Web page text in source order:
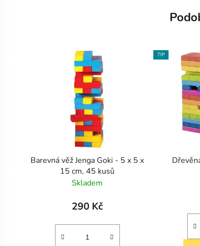
Barevná věž Jenga Goki - 5 x 5 x
15 cm, 45 kusů
Skladem
290 Kč
TIP